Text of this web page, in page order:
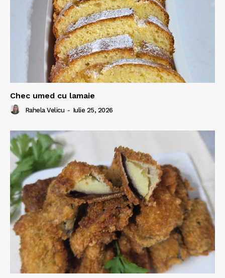
Chec umed cu lamaie
Rahela Velicu - Iulie 25, 2026